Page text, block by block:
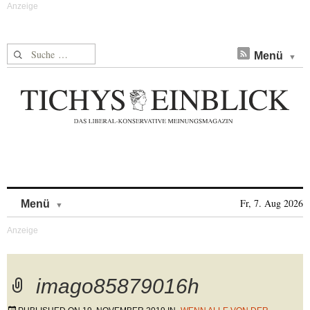
Suche nach: Menü
Menü Fr, 7. Aug 2026
imago85879016h